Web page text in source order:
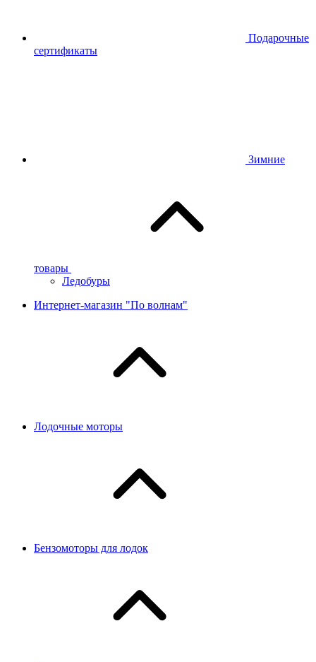
Подарочные
сертификаты
Зимние
товары
Ледобуры
Интернет-магазин "По волнам"
Лодочные моторы
Бензомоторы для лодок